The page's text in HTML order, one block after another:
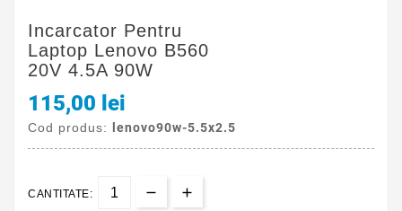
Incarcator Pentru
Laptop Lenovo B560
20V 4.5A 90W
115,00 lei
Cod produs: lenovo90w-5.5x2.5
CANTITATE: